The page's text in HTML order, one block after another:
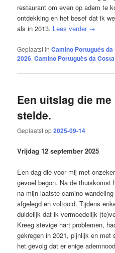
restaurant om even op adem te
ontdekking en het besef dat ik
als in 2013. Lees verder →
Geplaatst in Camino Portugués da
2026,Camino Portuguès da Costa
Een uitslag die
stelde.
Geplaatst op2025-09-14
Vrijdag 12 september 2025
Een dag die voor mij met
gevoel begon. Na de thuiskomst
na mijn laatste camino
afgelegd en voltooid. Tijdens
duidelijk dat ik vermoedelijk
Kreeg stevige hart problemen,
gekregen in 2021, pijnlijk en
het gevolg dat er enige